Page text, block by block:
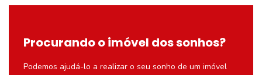
Procurando o imóvel dos sonhos?
Podemos ajudá-lo a realizar o seu sonho de um imóvel